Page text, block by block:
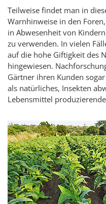
Teilweise findet man in
Warnhinweise in den
in Abwesenheit von
zu verwenden. In vielen
auf die hohe Giftigkeit des
hingewiesen.
Gärtner ihren Kunden
als natürliches, Insekten
Lebensmittel